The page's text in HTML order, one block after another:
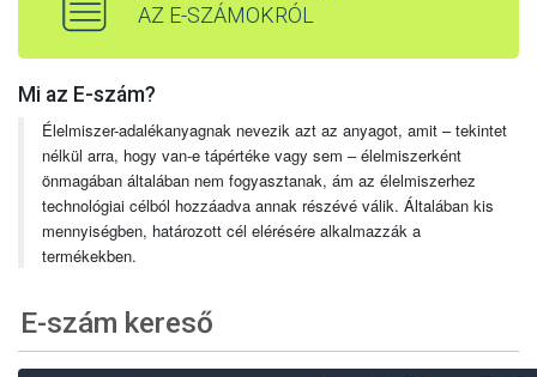
AZ E-SZÁMOKRÓL
Mi az E-szám?
Élelmiszer-adalékanyagnak nevezik azt az anyagot, amit – tekintet
nélkül arra, hogy van-e tápértéke vagy sem – élelmiszerként
önmagában általában nem fogyasztanak, ám az élelmiszerhez
technológiai célból hozzáadva annak részévé válik. Általában kis
mennyiségben, határozott cél elérésére alkalmazzák a
termékekben.
E-szám kereső